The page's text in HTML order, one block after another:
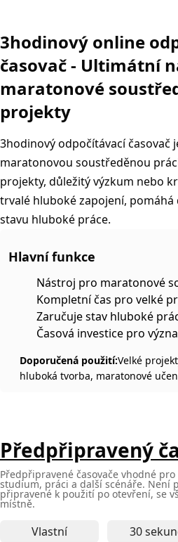
3hodinový online
časovač - Ultimátní
maratonové
projekty
3hodinový odpočítávací
maratonovou soustředěnou
projekty, důležitý výzkum nebo
trvalé hluboké zapojení,
stavu hluboké práce.
Hlavní funkce
Nástroj pro maratonové
Kompletní čas pro velké
Zaručuje stav hluboké
Časová investice pro
Doporučená použití:Velké
hluboká tvorba, maratonové
Předpřipravený
Předpřipravené časovače vhodné
studium, práci a další scénáře. Není
připravené k použití po otevření, se
místně.
Vlastní 30